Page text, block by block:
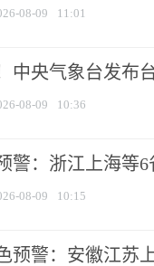
08-09 11:01
中央气象台发布
08-09 10:36
警：浙江上海等
08-09 10:15
预警：安徽江苏